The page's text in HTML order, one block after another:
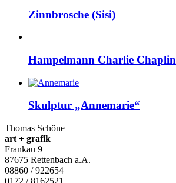
Zinnbrosche (Sisi)
Hampelmann Charlie Chaplin
Skulptur „Annemarie“
Thomas Schöne
art + grafik
Frankau 9
87675 Rettenbach a.A.
08860 / 922654